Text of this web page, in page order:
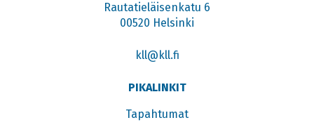
Rautatieläisenkatu 6
00520 Helsinki
kll@kll.fi
PIKALINKIT
Tapahtumat